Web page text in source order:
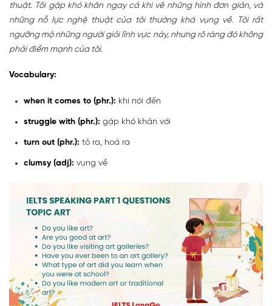
thuật. Tôi gặp khó khăn ngay cả khi vẽ những hình đơn giản, và
những nỗ lực nghệ thuật của tôi thường khá vụng về. Tôi rất
ngưỡng mộ những người giỏi lĩnh vực này, nhưng rõ ràng đó không
phải điểm mạnh của tôi.
Vocabulary:
when it comes to (phr.): khi nói đến
struggle with (phr.): gặp khó khăn với
turn out (phr.): tỏ ra, hoá ra
clumsy (adj): vụng về